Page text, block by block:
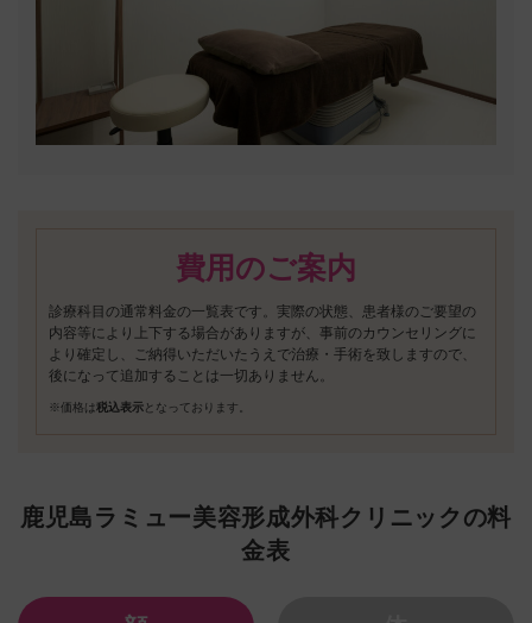
費用のご案内
診療科目の通常料金の一覧表です。実際の状態、患者様のご要望の
内容等により上下する場合がありますが、事前のカウンセリングに
より確定し、ご納得いただいたうえで治療・手術を致しますので、
後になって追加することは一切ありません。
※価格は税込表示となっております。
鹿児島ラミュー美容形成外科クリニックの料
金表